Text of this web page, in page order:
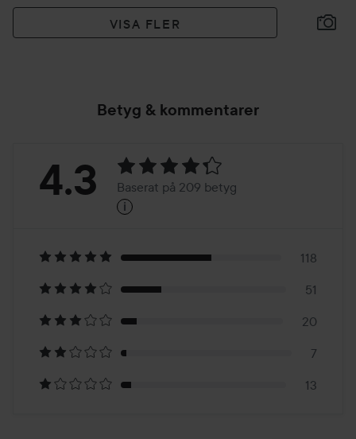
VISA FLER
Betyg & kommentarer
Betyg:
Baserat
på
209
betyg
4.3 Baserat på 209 betyg
i
118
51
20
7
13